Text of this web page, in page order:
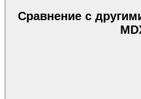
Сравнение с